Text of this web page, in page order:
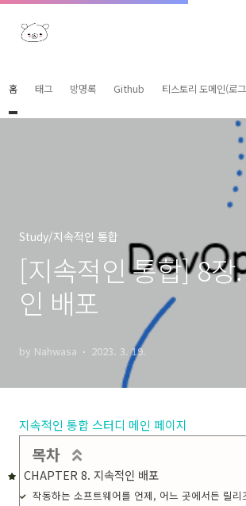
본문 바로가기
홈 태그 방명록 Github 티스토리 도메인(로
Study/지속적인 통합
[지속적인 통합] 8장
인 배포
by Nahwasa 2023. 3. 19.
지속적인 통합 스터디 메인 페이지
목차
CHAPTER 8. 지속적인 배포
작동하는 소프트웨어를 언제, 어느 곳에서든 릴리